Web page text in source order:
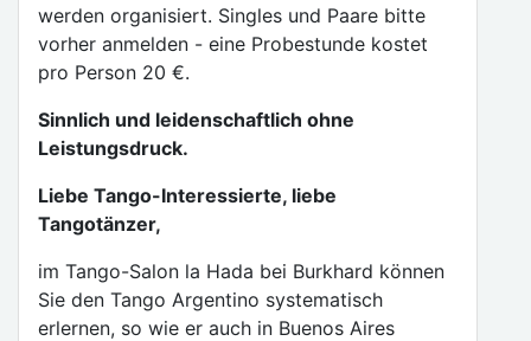
werden organisiert. Singles und Paare bitte
vorher anmelden - eine Probestunde kostet
pro Person 20 €.
Sinnlich und leidenschaftlich ohne
Leistungsdruck.
Liebe Tango-Interessierte, liebe
Tangotänzer,
im Tango-Salon la Hada bei Burkhard können
Sie den Tango Argentino systematisch
erlernen, so wie er auch in Buenos Aires